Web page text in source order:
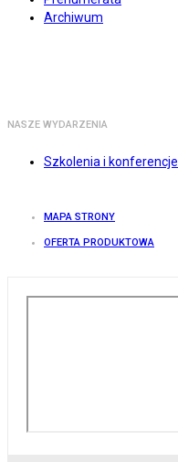
Archiwum
NASZE WYDARZENIA
Szkolenia i konferencje
MAPA STRONY
OFERTA PRODUKTOWA